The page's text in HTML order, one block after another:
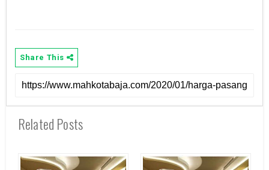
Share This
Related Posts